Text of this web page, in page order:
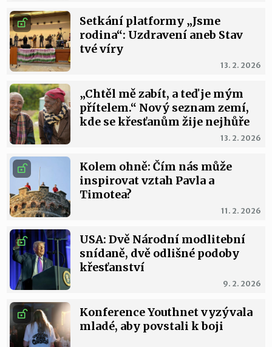
13. 2. 2026
Setkání platformy „Jsme
rodina“: Uzdravení aneb Stav
tvé víry
13. 2. 2026
„Chtěl mě zabít, a teď je mým
přítelem.“ Nový seznam zemí,
kde se křesťanům žije nejhůře
11. 2. 2026
Kolem ohně: Čím nás může
inspirovat vztah Pavla a
Timotea?
9. 2. 2026
USA: Dvě Národní modlitební
snídaně, dvě odlišné podoby
křesťanství
Konference Youthnet vyzývala
mladé, aby povstali k boji